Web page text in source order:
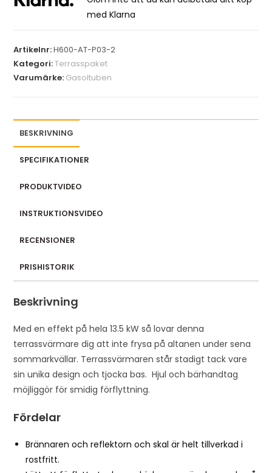
med Klarna
Artikelnr:H600-AT-P03-2
Kategori:Terrasspaket
Varumärke: Gasoltuben
BESKRIVNING
SPECIFIKATIONER
PRODUKTVIDEO
INSTRUKTIONSVIDEO
RECENSIONER
PRISHISTORIK
Beskrivning
Med en effekt på hela 13.5 kW så lovar denna
terrassvärmare dig att inte frysa på altanen under sena
sommarkvällar. Terrassvärmaren står stadigt tack vare
sin unika design och tjocka bas. Hjul och bärhandtag
möjliggör för smidig förflyttning.
Fördelar
Brännaren och reflektorn och skal är helt tillverkad i
rostfritt.